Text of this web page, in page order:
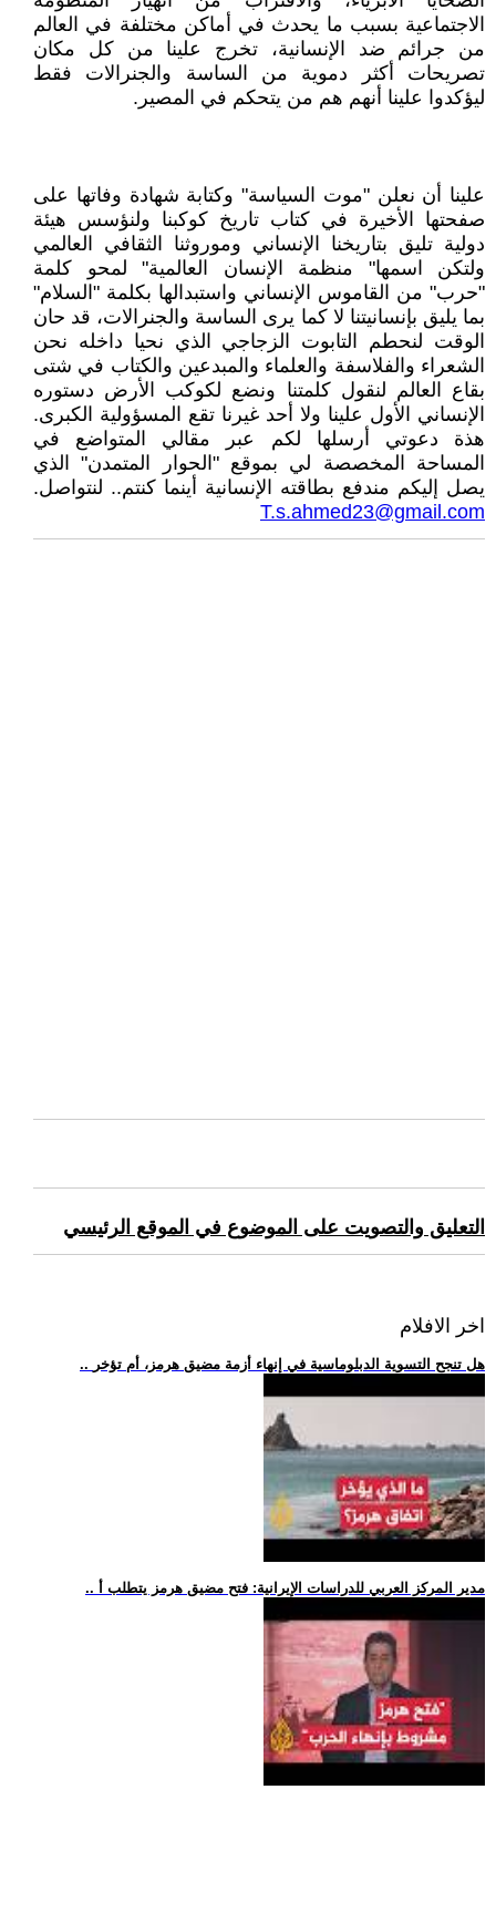
الاجتماعية بسبب ما يحدث في أماكن مختلفة في العالم
من جرائم ضد الإنسانية، تخرج علينا من كل مكان
تصريحات أكثر دموية من الساسة والجنرالات فقط
ليؤكدوا علينا أنهم هم من يتحكم في المصير.
علينا أن نعلن "موت السياسة" وكتابة شهادة وفاتها على
صفحتها الأخيرة في كتاب تاريخ كوكبنا ولنؤسس هيئة
دولية تليق بتاريخنا الإنساني وموروثنا الثقافي العالمي
ولتكن اسمها" منظمة الإنسان العالمية" لمحو كلمة
"حرب" من القاموس الإنساني واستبدالها بكلمة "السلام"
بما يليق بإنسانيتنا لا كما يرى الساسة والجنرالات، قد حان
الوقت لنحطم التابوت الزجاجي الذي نحيا داخله نحن
الشعراء والفلاسفة والعلماء والمبدعين والكتاب في شتى
بقاع العالم لنقول كلمتنا ونضع لكوكب الأرض دستوره
الإنساني الأول علينا ولا أحد غيرنا تقع المسؤولية الكبرى.
هذة دعوتي أرسلها لكم عبر مقالي المتواضع في
المساحة المخصصة لي بموقع "الحوار المتمدن" الذي
يصل إليكم مندفع بطاقته الإنسانية أينما كنتم.. لنتواصل.
T.s.ahmed23@gmail.com
التعليق والتصويت على الموضوع في الموقع الرئيسي
اخر الافلام
.. هل تنجح التسوية الدبلوماسية في إنهاء أزمة مضيق هرمز، أم تؤخر
.. مدير المركز العربي للدراسات الإيرانية: فتح مضيق هرمز يتطلب أ